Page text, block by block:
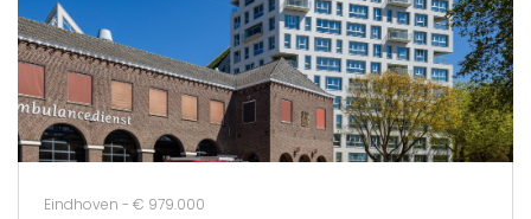
Eindhoven - € 979.000